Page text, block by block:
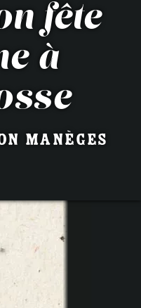
fête
à
Manèges